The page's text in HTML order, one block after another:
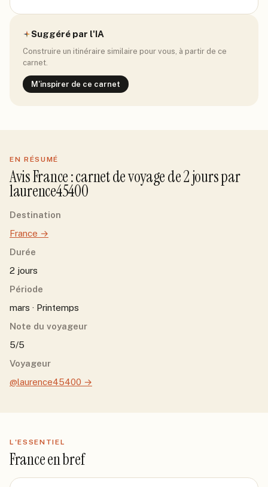
Suggéré par l'IA
Construire un itinéraire similaire pour vous, à partir de ce
carnet.
M'inspirer de ce carnet
EN RÉSUMÉ
AvisFrance: carnet de voyage de2jourspar
laurence45400
Destination
France →
Durée
2 jours
Période
mars · Printemps
Note du voyageur
5/5
Voyageur
@laurence45400 →
L'ESSENTIEL
Franceen bref